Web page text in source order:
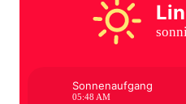
Sonnenaufgang
05:48 AM